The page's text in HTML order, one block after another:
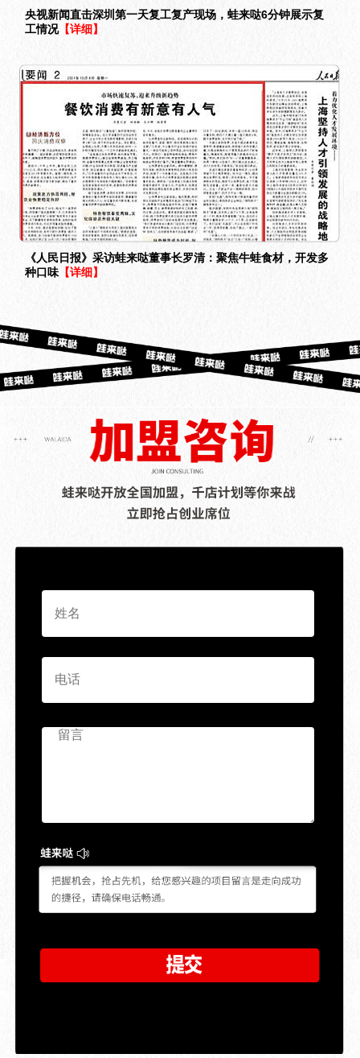
央视新闻直击深圳第一天复工复产现场，蛙来哒6分钟展示复
工情况【详细】
《人民日报》采访蛙来哒董事长罗清：聚焦牛蛙食材，开发多
种口味 【详细】